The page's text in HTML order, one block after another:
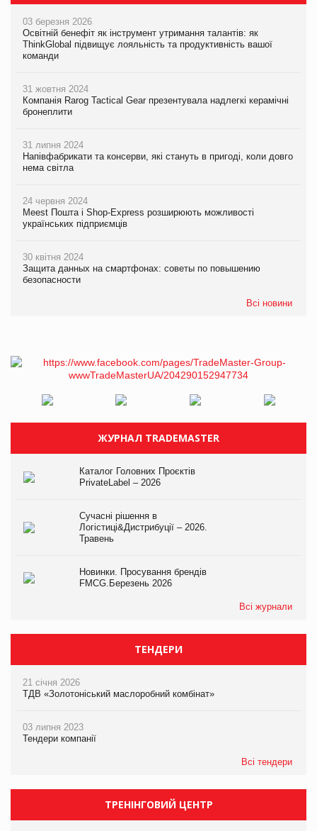
03 березня 2026
Освітній бенефіт як інструмент утримання талантів: як
ThinkGlobal підвищує лояльність та продуктивність вашої
команди
31 жовтня 2024
Компанія Rarog Tactical Gear презентувала надлегкі керамічні
бронеплити
31 липня 2024
Напівфабрикати та консерви, які стануть в пригоді, коли довго
нема світла
24 червня 2024
Meest Пошта і Shop-Express розширюють можливості
українських підприємців
30 квітня 2024
Защита данных на смартфонах: советы по повышению
безопасности
Всі новини
ЖУРНАЛ TRADEMASTER
Каталог Головних Проєктів
PrivateLabel – 2026
Сучасні рішення в
Логістиці&Дистрибуції – 2026.
Травень
Новинки. Просування брендів
FMCG.Березень 2026
Всі журнали
ТЕНДЕРИ
21 січня 2026
ТДВ «Золотоніський маслоробний комбінат»
03 липня 2023
Тендери компанії
Всі тендери
ТРЕНІНГОВИЙ ЦЕНТР